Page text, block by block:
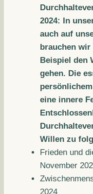
2024: In
auch auf
brauchen
Beispiel den
gehen. Die
eine innere
Willen zu
Frieden und
November
2024